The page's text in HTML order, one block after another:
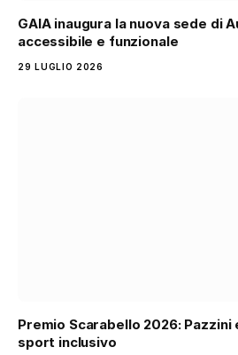
GAIA inaugura la nuova sede di
accessibile e funzionale
29 LUGLIO 2026
Premio Scarabello 2026:
sport inclusivo